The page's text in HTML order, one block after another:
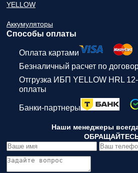
YELLOW
Аккумуляторы
Способы оплаты
Оплата картами
Безналичный расчет по
Отгрузка ИБП YELLOW HRL
оплаты
Банки-партнеры
Наши менеджеры